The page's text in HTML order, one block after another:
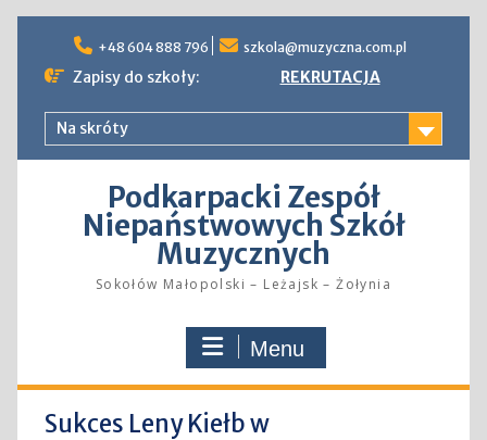
content
+48 604 888 796 szkola@muzyczna.com.pl
Zapisy do szkoły: REKRUTACJA
Na skróty
Podkarpacki Zespół
Niepaństwowych Szkół
Muzycznych
Sokołów Małopolski – Leżajsk – Żołynia
Menu
Sukces Leny Kiełb w